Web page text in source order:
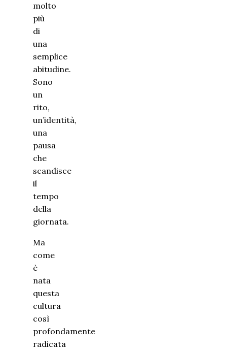
molto
più
di
una
semplice
abitudine.
Sono
un
rito,
un’identità,
una
pausa
che
scandisce
il
tempo
della
giornata.
Ma
come
è
nata
questa
cultura
così
profondamente
radicata